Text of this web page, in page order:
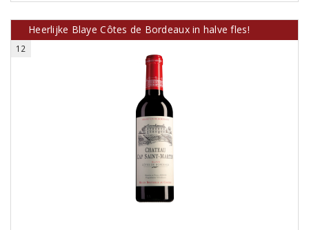
Heerlijke Blaye Côtes de Bordeaux in halve fles!
12